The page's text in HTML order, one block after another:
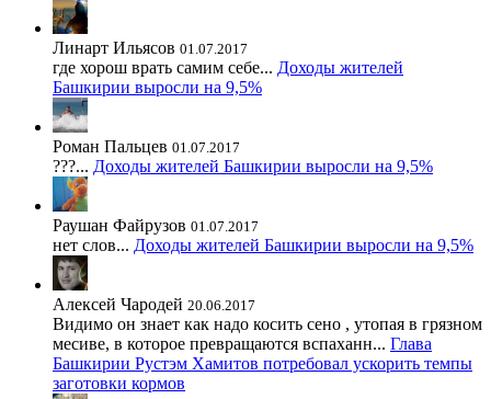
Линарт Ильясов 01.07.2017
где хорош врать самим себе... Доходы жителей
Башкирии выросли на 9,5%
Роман Пальцев 01.07.2017
???... Доходы жителей Башкирии выросли на 9,5%
Раушан Файрузов 01.07.2017
нет слов... Доходы жителей Башкирии выросли на 9,5%
Алексей Чародей 20.06.2017
Видимо он знает как надо косить сено , утопая в грязном
месиве, в которое превращаются вспаханн... Глава
Башкирии Рустэм Хамитов потребовал ускорить темпы
заготовки кормов